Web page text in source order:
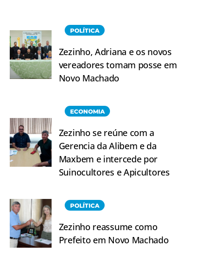
POLÍTICA
Zezinho, Adriana e os novos
vereadores tomam posse em
Novo Machado
ECONOMIA
Zezinho se reúne com a
Gerencia da Alibem e da
Maxbem e intercede por
Suinocultores e Apicultores
POLÍTICA
Zezinho reassume como
Prefeito em Novo Machado